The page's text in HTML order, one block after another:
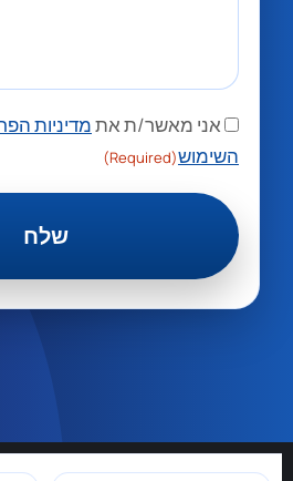
אני מאשר/ת אתמדיניות
השימוש(Required)